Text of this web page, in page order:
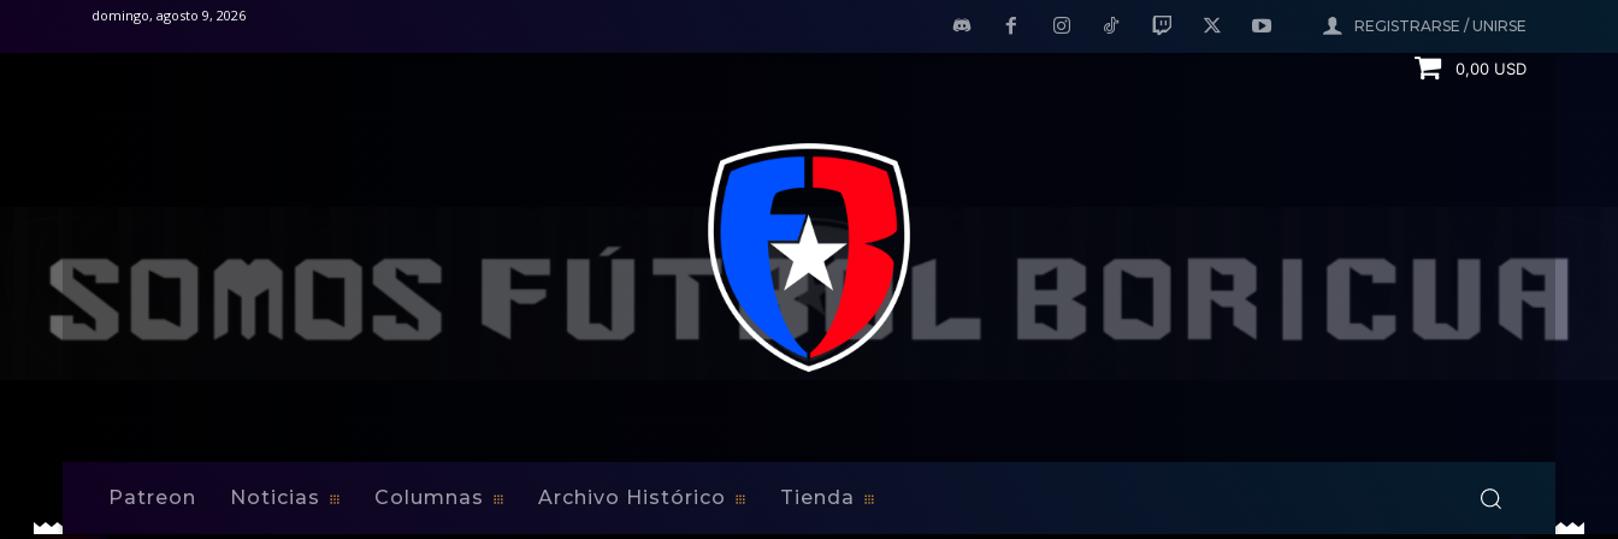
REGISTRARSE / UNIRSE
domingo, agosto 9, 2026
0,00 USD
Patreon Noticias Columnas Archivo Histórico Tienda
Noticias Mexicanos Santos y Atlante van de visita por su segundo triunfo
Noticias
Mexicanos Santos y Atlante van de visita por su segundo